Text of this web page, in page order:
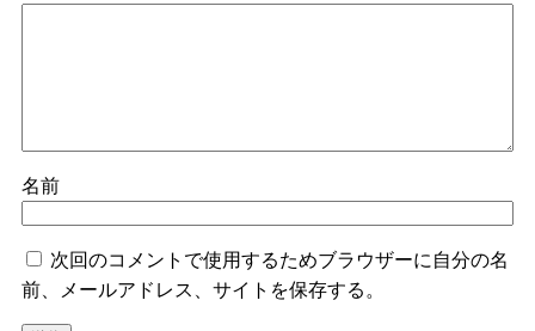
名前
次回のコメントで使用するためブラウザーに自分の名
前、メールアドレス、サイトを保存する。